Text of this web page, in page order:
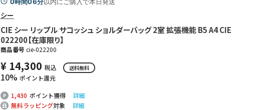
シー
CIE シー リップル サコッシュ ショルダーバッグ 2室 拡張機能 B5 A4 CIE
022200【在庫限り】
商品番号 cie-022200
¥ 14,300 税込 送料無料
10% ポイント還元
1,430 ポイント獲得
詳細
無料ラッピング対象
詳細